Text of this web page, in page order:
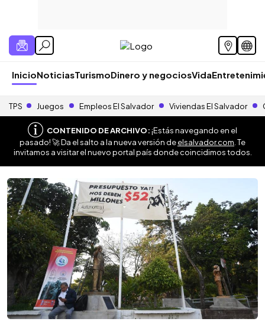
InicioNoticiasTurismoDinero y negociosVida
TPS Juegos Empleos El Salvador Viviendas El Salvador
CONTENIDO DE ARCHIVO:¡Estás navegando en el
pasado! 🚀 Da el salto a la nueva versión deelsalvador.com . Te
invitamos a visitar el nuevo portal país donde coincidimos todos.